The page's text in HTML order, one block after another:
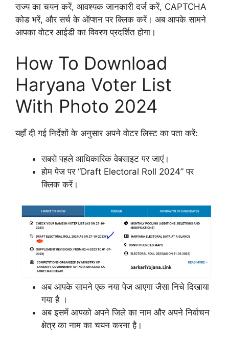
राज्य का चयन करें, आवश्यक जानकारी दर्ज करें, CAPTCHA
कोड भरें, और सर्च के ऑप्शन पर क्लिक करें। अब आपके सामने
आपका वोटर आईडी का विवरण प्रदर्शित होगा।
How To Download
Haryana Voter List
With Photo 2024
यहाँ दी गई निर्देशों के अनुसार अपने वोटर लिस्ट का पता करें:
सबसे पहले आधिकारिक वेबसाइट पर जाएं।
होम पेज पर “Draft Electoral Roll 2024” पर
क्लिक करें।
अब आपके सामने एक नया पेज आएगा जैसा निचे दिखाया
गया है ।
अब इसमें आपको अपने जिले का नाम और अपने निर्वाचन
क्षेत्र का नाम का चयन करना है।